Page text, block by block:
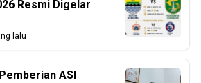
Resmi Digelar
lalu
ASI